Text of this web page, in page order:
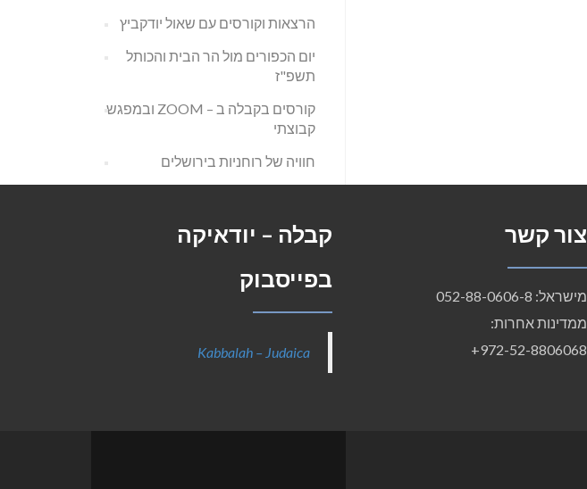
הרצאות וקורסים עם שאול יודקביץ
יום הכפורים מול הר הבית והכותל
תשפ"ז
קורסים בקבלה ב – ZOOM ובמפגש
קבוצתי
חוויה של רוחניות בירושלים
קבלה – יודאיקה
בפייסבוק
Kabbalah – Judaica
צור קשר
מישראל: 052-88-0606-8
ממדינות אחרות:
972-52-8806068+